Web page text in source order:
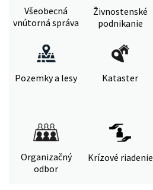
Všeobecná
vnútorná správa
Živnostenské
podnikanie
Pozemky a lesy Kataster
Organizačný
odbor
Krízové riadenie